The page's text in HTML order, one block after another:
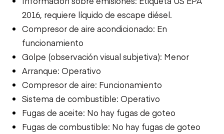
2016, requiere líquido de escape diésel.
Compresor de aire acondicionado: En
funcionamiento
Golpe (observación visual subjetiva): Menor
Arranque: Operativo
Compresor de aire: Funcionamiento
Sistema de combustible: Operativo
Fugas de aceite: No hay fugas de goteo
Fugas de combustible: No hay fugas de goteo